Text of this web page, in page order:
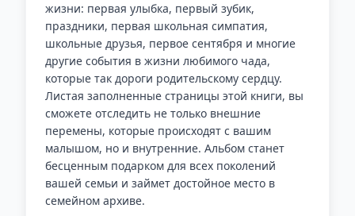
жизни: первая улыбка, первый зубик,
праздники, первая школьная симпатия,
школьные друзья, первое сентября и многие
другие события в жизни любимого чада,
которые так дороги родительскому сердцу.
Листая заполненные страницы этой книги, вы
сможете отследить не только внешние
перемены, которые происходят с вашим
малышом, но и внутренние. Альбом станет
бесценным подарком для всех поколений
вашей семьи и займет достойное место в
семейном архиве.